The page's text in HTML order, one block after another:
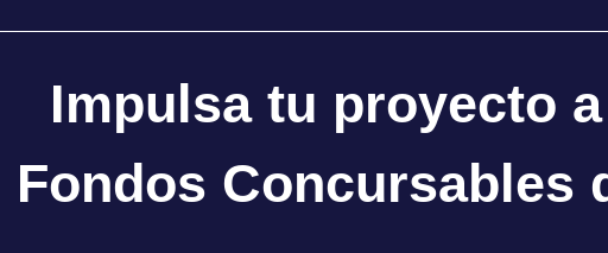
Impulsa tu proyecto
Fondos Concursables